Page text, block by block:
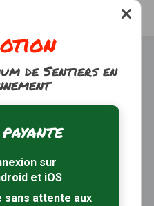
À propos
Calendrier randos
de Sentiers en
sur
et iOS
sans attente aux